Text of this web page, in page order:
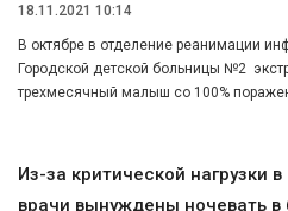
18.11.2021 10:14
В октябре в отделение реанимации
Городской детской больницы №2
трехмесячный малыш со 100%
Из-за критической нагрузки
врачи вынуждены ночевать в